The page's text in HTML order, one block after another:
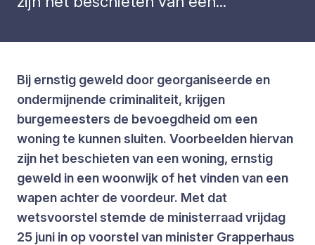
Bij ernstig geweld door georganiseerde en
ondermijnende criminaliteit, krijgen
burgemeesters de bevoegdheid om een
woning te kunnen sluiten. Voorbeelden hiervan
zijn het beschieten van een woning, ernstig
geweld in een woonwijk of het vinden van een
wapen achter de voordeur. Met dat
wetsvoorstel stemde de ministerraad vrijdag
25 juni in op voorstel van minister Grapperhaus